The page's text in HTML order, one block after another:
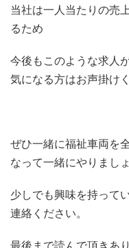
当社は一人当たりの売
るため
今後もこのような求人
気になる方はお声掛け
ぜひ一緒に福祉車両を
なって一緒にやりましょ
少しでも興味を持って
連絡ください。